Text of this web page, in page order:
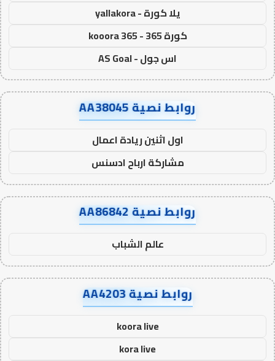
يلا كورة - yallakora
كورة 365 - kooora 365
اس جول - AS Goal
روابط نصية AA38045
اول اثنين ريادة اعمال
مشاركة ارباح ادسنس
روابط نصية AA86842
عالم الشباب
روابط نصية AA4203
koora live
kora live